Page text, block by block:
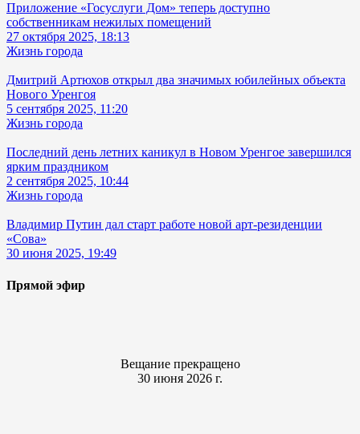
Приложение «Госуслуги Дом» теперь доступно
собственникам нежилых помещений
27 октября 2025, 18:13
Жизнь города
Дмитрий Артюхов открыл два значимых юбилейных объекта
Нового Уренгоя
5 сентября 2025, 11:20
Жизнь города
Последний день летних каникул в Новом Уренгое завершился
ярким праздником
2 сентября 2025, 10:44
Жизнь города
Владимир Путин дал старт работе новой арт-резиденции
«Сова»
30 июня 2025, 19:49
Прямой эфир
Вещание прекращено
30 июня 2026 г.